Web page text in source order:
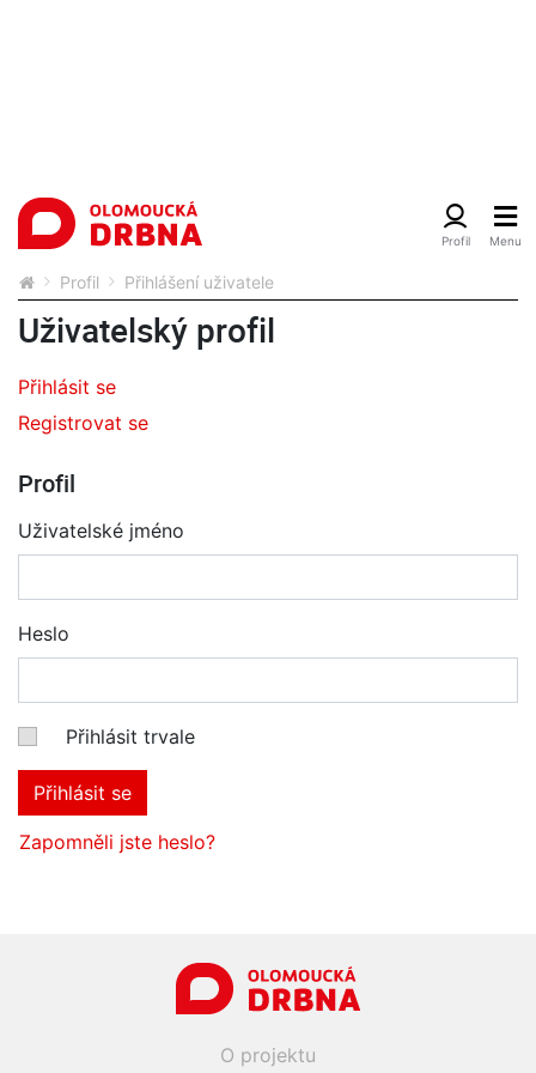
Profil Přihlášení uživatele
Uživatelský profil
Přihlásit se
Registrovat se
Profil
Uživatelské jméno
Heslo
Přihlásit trvale
Přihlásit se
Zapomněli jste heslo?
O projektu